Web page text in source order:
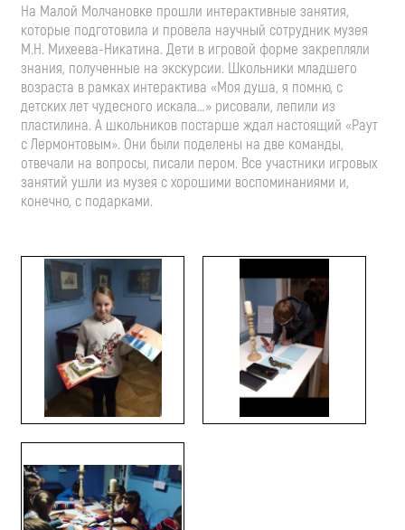
На Малой Молчановке прошли интерактивные занятия,
которые подготовила и провела научный сотрудник музея
М.Н. Михеева-Никатина. Дети в игровой форме закрепляли
знания, полученные на экскурсии. Школьники младшего
возраста в рамках интерактива «Моя душа, я помню, с
детских лет чудесного искала…» рисовали, лепили из
пластилина. А школьников постарше ждал настоящий «Раут
с Лермонтовым». Они были поделены на две команды,
отвечали на вопросы, писали пером. Все участники игровых
занятий ушли из музея с хорошими воспоминаниями и,
конечно, с подарками.